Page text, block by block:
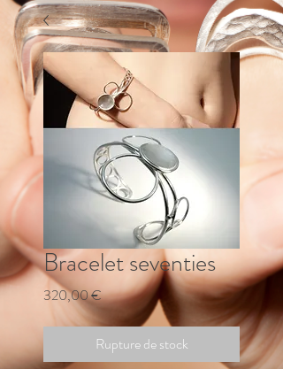
Bracelet seventies
320,00 €Prix
Rupture de stock